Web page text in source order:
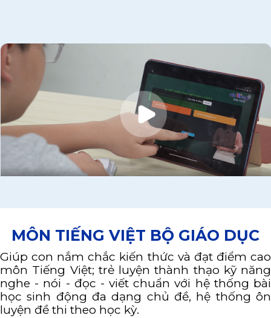
MÔN TIẾNG VIỆT BỘ GIÁO DỤC
Giúp con nắm chắc kiến thức và đạt điểm cao
môn Tiếng Việt; trẻ luyện thành thạo kỹ năng
nghe - nói - đọc - viết chuẩn với hệ thống bài
học sinh động đa dạng chủ đề, hệ thống ôn
luyện đề thi theo học kỳ.